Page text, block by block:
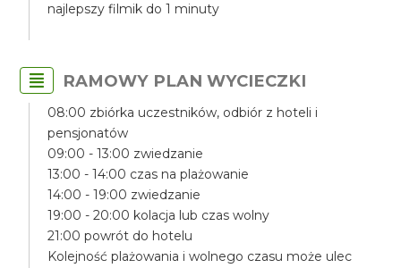
najlepszy filmik do 1 minuty
RAMOWY PLAN WYCIECZKI
08:00 zbiórka uczestników, odbiór z hoteli i
pensjonatów
09:00 - 13:00 zwiedzanie
13:00 - 14:00 czas na plażowanie
14:00 - 19:00 zwiedzanie
19:00 - 20:00 kolacja lub czas wolny
21:00 powrót do hotelu
Kolejność plażowania i wolnego czasu może ulec